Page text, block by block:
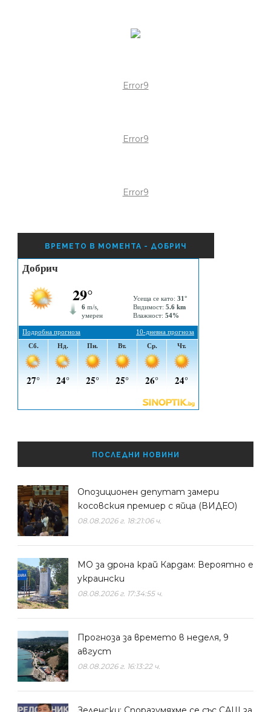
Error9
Error9
Error9
ВРЕМЕТО В МОМЕНТА - ДОБРИЧ
ПОСЛЕДНИ НОВИНИ
Опозиционен депутат замери
косовския премиер с яйца (ВИДЕО)
08.08.2026 г. 18:21:06 ч.
МО за дрона край Кардам: Вероятно е
украински
08.08.2026 г. 17:34:55 ч.
Прогноза за времето в неделя, 9
август
08.08.2026 г. 16:13:22 ч.